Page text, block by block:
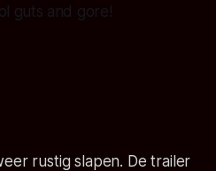
guts and gore!
rustig slapen. De trailer